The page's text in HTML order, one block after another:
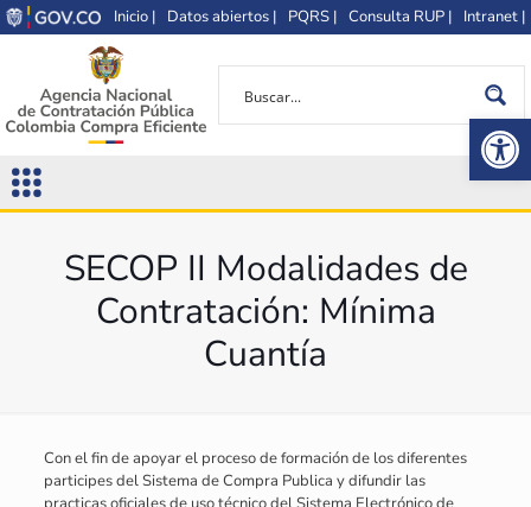
Inicio | Datos abiertos | PQRS | Consulta RUP | Intranet |
SECOP II Modalidades de
Contratación: Mínima
Cuantía
Con el fin de apoyar el proceso de formación de los diferentes
participes del Sistema de Compra Publica y difundir las